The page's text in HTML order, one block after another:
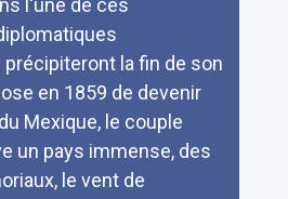
l'une de ces
la fin de son
en 1859 de devenir
Mexique, le couple
un pays immense, des
le vent de